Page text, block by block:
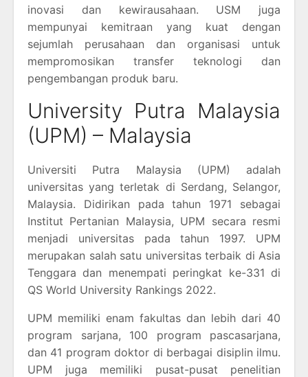
inovasi dan kewirausahaan. USM juga
mempunyai kemitraan yang kuat dengan
sejumlah perusahaan dan organisasi untuk
mempromosikan transfer teknologi dan
pengembangan produk baru.
University Putra Malaysia
(UPM) – Malaysia
Universiti Putra Malaysia (UPM) adalah
universitas yang terletak di Serdang, Selangor,
Malaysia. Didirikan pada tahun 1971 sebagai
Institut Pertanian Malaysia, UPM secara resmi
menjadi universitas pada tahun 1997. UPM
merupakan salah satu universitas terbaik di Asia
Tenggara dan menempati peringkat ke-331 di
QS World University Rankings 2022.
UPM memiliki enam fakultas dan lebih dari 40
program sarjana, 100 program pascasarjana,
dan 41 program doktor di berbagai disiplin ilmu.
UPM juga memiliki pusat-pusat penelitian